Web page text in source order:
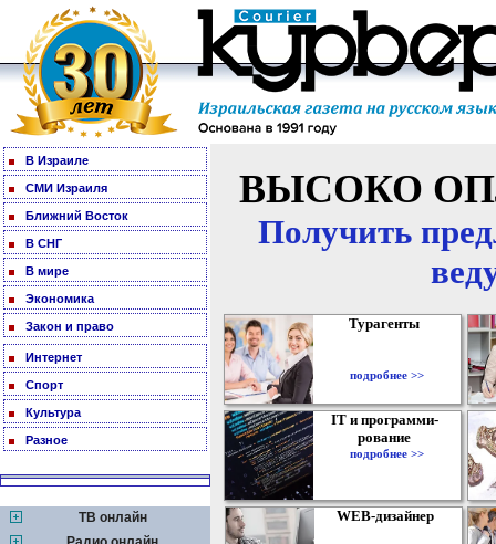
В Израиле
СМИ Израиля
Ближний Восток
В СНГ
В мире
Экономика
Закон и право
Интернет
Спорт
Культура
Разное
ТВ онлайн
ВЫСОКО
Получить
Турагенты
подробнее >>
IT и программи-
рование
подробнее >>
WEB-дизайнер